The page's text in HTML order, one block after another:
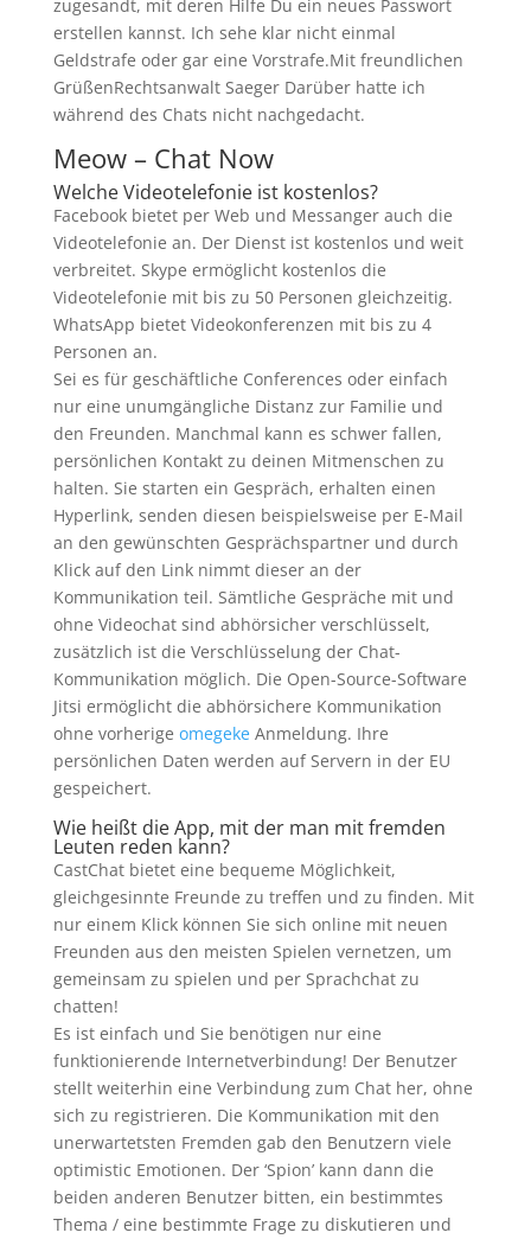
zugesandt, mit deren Hilfe Du ein neues Passwort
erstellen kannst. Ich sehe klar nicht einmal
Geldstrafe oder gar eine Vorstrafe.Mit freundlichen
GrüßenRechtsanwalt Saeger Darüber hatte ich
während des Chats nicht nachgedacht.
Meow – Chat Now
Welche Videotelefonie ist kostenlos?
Facebook bietet per Web und Messanger auch die
Videotelefonie an. Der Dienst ist kostenlos und weit
verbreitet. Skype ermöglicht kostenlos die
Videotelefonie mit bis zu 50 Personen gleichzeitig.
WhatsApp bietet Videokonferenzen mit bis zu 4
Personen an.
Sei es für geschäftliche Conferences oder einfach
nur eine unumgängliche Distanz zur Familie und
den Freunden. Manchmal kann es schwer fallen,
persönlichen Kontakt zu deinen Mitmenschen zu
halten. Sie starten ein Gespräch, erhalten einen
Hyperlink, senden diesen beispielsweise per E-Mail
an den gewünschten Gesprächspartner und durch
Klick auf den Link nimmt dieser an der
Kommunikation teil. Sämtliche Gespräche mit und
ohne Videochat sind abhörsicher verschlüsselt,
zusätzlich ist die Verschlüsselung der Chat-
Kommunikation möglich. Die Open-Source-Software
Jitsi ermöglicht die abhörsichere Kommunikation
ohne vorherige omegekeAnmeldung. Ihre
persönlichen Daten werden auf Servern in der EU
gespeichert.
Wie heißt die App, mit der man mit fremden
Leuten reden kann?
CastChat bietet eine bequeme Möglichkeit,
gleichgesinnte Freunde zu treffen und zu finden. Mit
nur einem Klick können Sie sich online mit neuen
Freunden aus den meisten Spielen vernetzen, um
gemeinsam zu spielen und per Sprachchat zu
chatten!
Es ist einfach und Sie benötigen nur eine
funktionierende Internetverbindung! Der Benutzer
stellt weiterhin eine Verbindung zum Chat her, ohne
sich zu registrieren. Die Kommunikation mit den
unerwartetsten Fremden gab den Benutzern viele
optimistic Emotionen. Der ‘Spion’ kann dann die
beiden anderen Benutzer bitten, ein bestimmtes
Thema / eine bestimmte Frage zu diskutieren und